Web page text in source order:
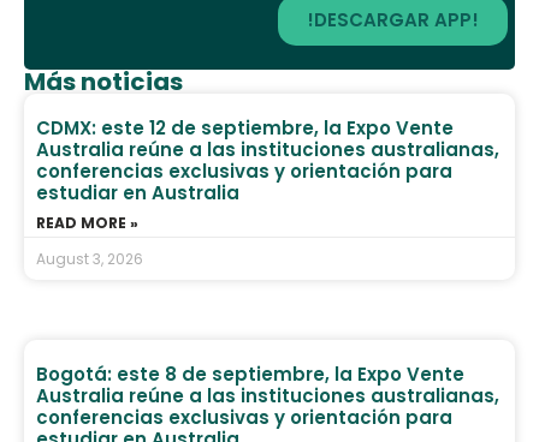
!DESCARGAR APP!
Más noticias
CDMX: este 12 de septiembre, la Expo Vente
Australia reúne a las instituciones australianas,
conferencias exclusivas y orientación para
estudiar en Australia
READ MORE »
August 3, 2026
Bogotá: este 8 de septiembre, la Expo Vente
Australia reúne a las instituciones australianas,
conferencias exclusivas y orientación para